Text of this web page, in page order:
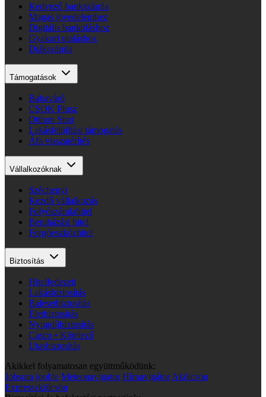
Kedvező bankszámla
Magas jövedelemhez
Digitális bankoláshoz
Gyakori utaláshoz
Diákszámla
Támogatások
Babaváró
CSOK Plusz
Otthon Start
Lakásfelújítási támogatás
Áfa visszatérítés
Vállalkozóknak
Széchenyi
Kezdő vállalkozás
Folyószámlahitel
Beruházási hitel
Forgóeszközhitel
Biztosítás
Hitelfedezeti
Lakásbiztosítás
Balesetbiztosítás
Életbiztosítás
Nyugdíjbiztosítás
Casco • Kötelező
Utasbiztosítás
Akikkel folyamatosan együttműködünk:
Jobsora jooble Meteonavigator Hírnavigátor Akölcsön
Expresszkölcsön